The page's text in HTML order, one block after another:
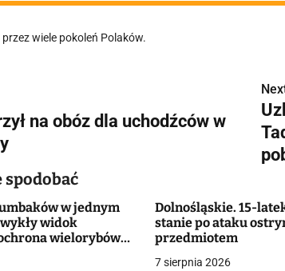
przez wiele pokoleń Polaków.
na obóz dla uchodźców w
spodobać
w jednym
widok
wielorybów
Dolnośląskie. 15-
stanie po ataku
przedmiotem
7 sierpnia 2026